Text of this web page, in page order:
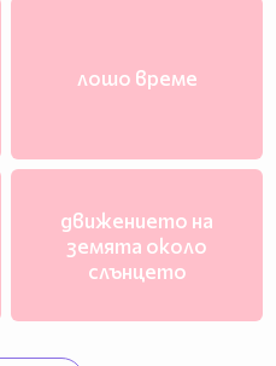
лошо време
движението на
земята около
слънцето